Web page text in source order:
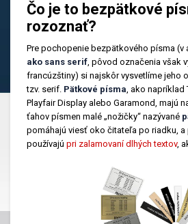
Čo je to bezpätkové
rozoznať?
Pre pochopenie bezpätkového písma (v
ako sans serif, pôvod označenia však
francúzštiny) si najskôr vysvetlíme jeho
tzv. serif. Pätkové písma, ako napríklad
Playfair Display alebo Garamond, majú
ťahov písmen malé „nožičky“ nazývané
pomáhajú viesť oko čitateľa po riadku,
používajú pri zalamovaní dlhých textov,